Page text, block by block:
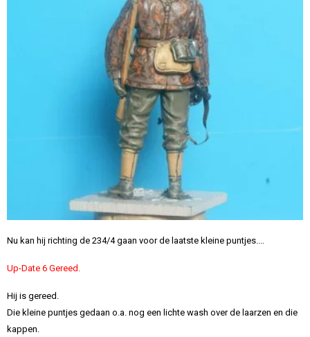
Nu kan hij richting de 234/4 gaan voor de laatste kleine puntjes....
Up-Date 6 Gereed.
Hij is gereed.
Die kleine puntjes gedaan o.a. nog een lichte wash over de laarzen en die
kappen.